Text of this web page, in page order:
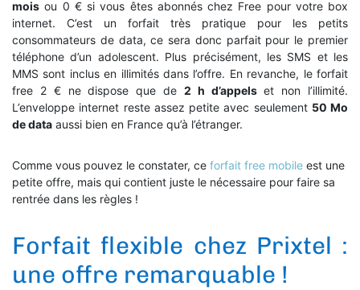
mois ou 0 € si vous êtes abonnés chez Free pour votre box
internet. C’est un forfait très pratique pour les petits
consommateurs de data, ce sera donc parfait pour le premier
téléphone d’un adolescent. Plus précisément, les SMS et les
MMS sont inclus en illimités dans l’offre. En revanche, le forfait
free 2 € ne dispose que de 2 h d’appelset non l’illimité.
L’enveloppe internet reste assez petite avec seulement 50 Mo
de data aussi bien en France qu’à l’étranger.
Comme vous pouvez le constater, ce forfait free mobile est une
petite offre, mais qui contient juste le nécessaire pour faire sa
rentrée dans les règles !
Forfait flexible chez Prixtel :
une offre remarquable !